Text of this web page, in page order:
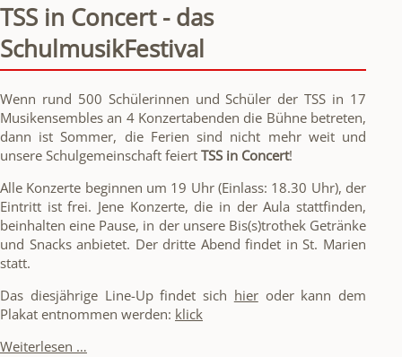
TSS in Concert - das
SchulmusikFestival
Wenn rund 500 Schülerinnen und Schüler der TSS in 17
Musikensembles an 4 Konzertabenden die Bühne betreten,
dann ist Sommer, die Ferien sind nicht mehr weit und
unsere Schulgemeinschaft feiert TSS in Concert!
Alle Konzerte beginnen um 19 Uhr (Einlass: 18.30 Uhr), der
Eintritt ist frei. Jene Konzerte, die in der Aula stattfinden,
beinhalten eine Pause, in der unsere Bis(s)trothek Getränke
und Snacks anbietet. Der dritte Abend findet in St. Marien
statt.
Das diesjährige Line-Up findet sich hieroder kann dem
Plakat entnommen werden: klick
Weiterlesen …